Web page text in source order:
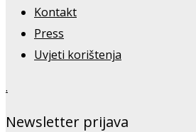
Kontakt
Press
Uvjeti korištenja
.
Newsletter prijava